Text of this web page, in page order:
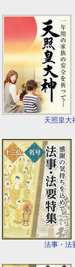
天照皇大
法事・法